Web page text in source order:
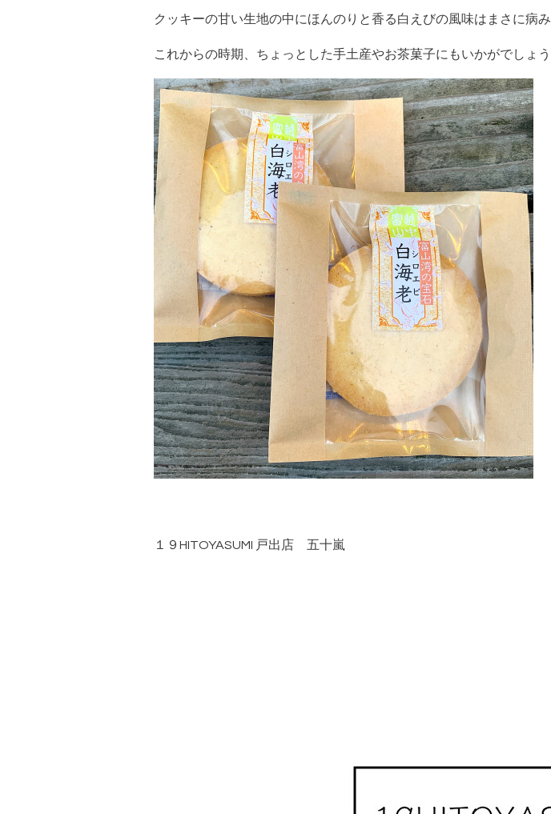
クッキーの甘い生地の中にほんのりと香る白えびの風味はまさに病
これからの時期、ちょっとした手土産やお茶菓子にもいかがでしょ
１９HITOYASUMI 戸出店 五十嵐